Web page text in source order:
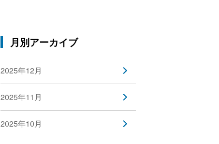
月別アーカイブ
2025年12月
2025年11月
2025年10月